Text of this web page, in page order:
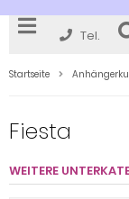
Tel.
Startseite
Fiesta
WEITERE